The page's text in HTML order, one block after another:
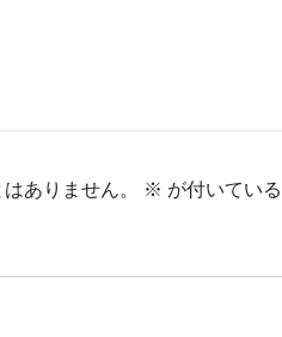
ありません。 ※ が付いてい